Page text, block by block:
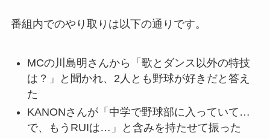
番組内でのやり取りは以下の通りです。
MCの川島明さんから「歌とダンス以外の特技
は？」と聞かれ、2人とも野球が好きだと答え
た
KANONさんが「中学で野球部に入っていて…
で、もうRUIは…」と含みを持たせて振った